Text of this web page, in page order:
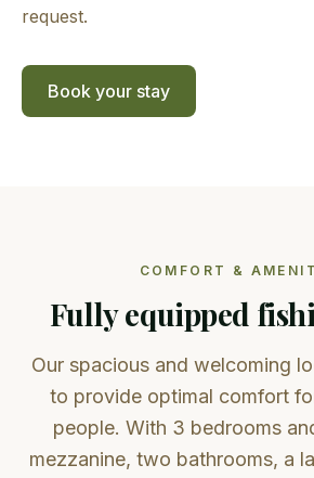
request.
Book your stay
COMFORT &
Fully equipped
Our spacious and welcoming
to provide optimal comfort
people. With 3 bedrooms
mezzanine, two bathrooms, a